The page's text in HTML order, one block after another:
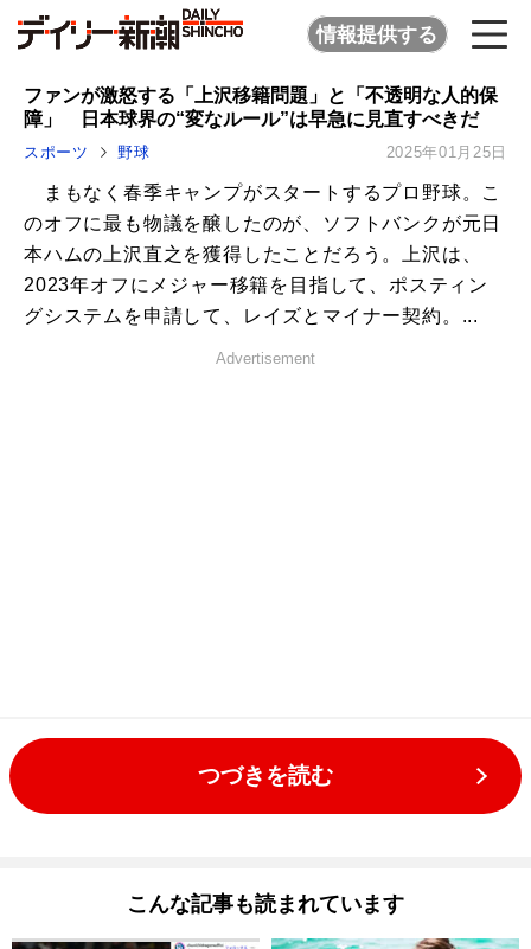
情報提供する
ファンが激怒する「上沢移籍問題」と「不透明な人的保
障」 日本球界の“変なルール”は早急に見直すべきだ
スポーツ 野球 2025年01月25日
まもなく春季キャンプがスタートするプロ野球。こ
のオフに最も物議を醸したのが、ソフトバンクが元日
本ハムの上沢直之を獲得したことだろう。上沢は、
2023年オフにメジャー移籍を目指して、ポスティン
グシステムを申請して、レイズとマイナー契約。...
Advertisement
つづきを読む
こんな記事も読まれています